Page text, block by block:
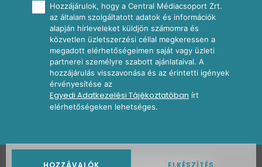
HOZZÁVALÓK ELKÉSZÍTÉS
Hozzájárulok, hogy a Central Médiacsoport Zrt.
az általam szolgáltatott adatok és információk
alapján hírleveleket küldjön számomra és
közvetlen üzletszerzési céllal megkeressen a
megadott elérhetőségeimen saját vagy üzleti
partnerei személyre szabott ajánlataival. A
hozzájárulás visszavonása és az érintetti igények
érvényesítése az
Egyedi Adatkezelési Tájékoztatóban írt
elérhetőségeken lehetséges.
2026Nosalty · Central Médiacsoport Zrt.